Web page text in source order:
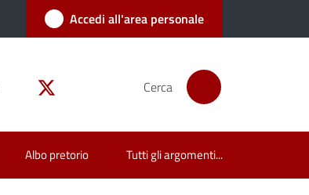
Accedi all'area personale
Cerca
Albo pretorio Tutti gli argomenti...